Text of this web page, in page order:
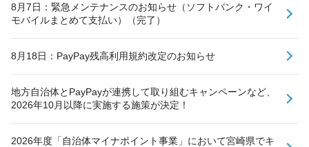
8月7日：緊急メンテナンスのお知らせ（ソフトバンク・ワイ
モバイルまとめて支払い）（完了）
8月18日：PayPay残高利用規約改定のお知らせ
地方自治体とPayPayが連携して取り組むキャンペーンなど、
2026年10月以降に実施する施策が決定！
2026年度「自治体マイナポイント事業」において宮崎県でキ